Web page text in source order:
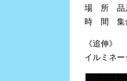
場 所 品
時 間 集
《追伸》
イルミネ